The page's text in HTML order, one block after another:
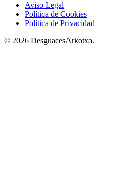
Aviso Legal
Política de Cookies
Política de Privacidad
© 2026 DesguacesArkotxa.